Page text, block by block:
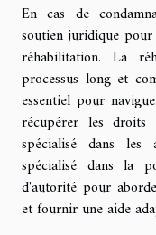
En cas de
soutien juridique
réhabilitation. La
processus long et
essentiel pour
récupérer les
spécialisé dans
spécialisé dans la
d'autorité pour
et fournir une aide